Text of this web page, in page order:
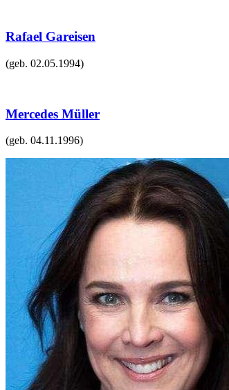
Rafael Gareisen
(geb. 02.05.1994)
Mercedes Müller
(geb. 04.11.1996)